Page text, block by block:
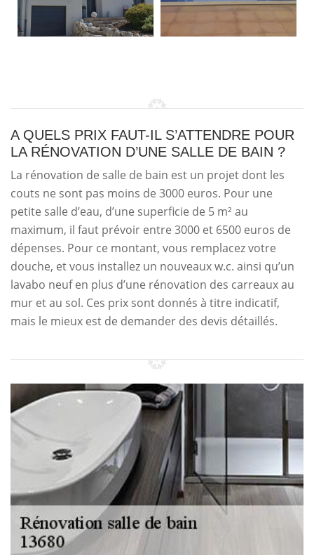
A QUELS PRIX FAUT-IL S’ATTENDRE POUR
LA RÉNOVATION D’UNE SALLE DE BAIN ?
La rénovation de salle de bain est un projet dont les
couts ne sont pas moins de 3000 euros. Pour une
petite salle d’eau, d’une superficie de 5 m² au
maximum, il faut prévoir entre 3000 et 6500 euros de
dépenses. Pour ce montant, vous remplacez votre
douche, et vous installez un nouveaux w.c. ainsi qu’un
lavabo neuf en plus d’une rénovation des carreaux au
mur et au sol. Ces prix sont donnés à titre indicatif,
mais le mieux est de demander des devis détaillés.